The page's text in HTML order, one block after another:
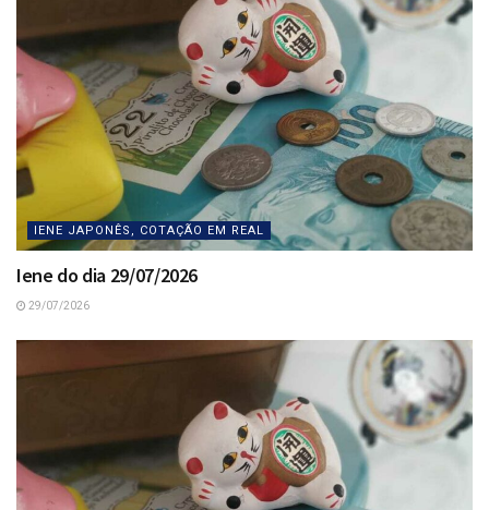
IENE JAPONÊS, COTAÇÃO EM REAL
Iene do dia 29/07/2026
29/07/2026